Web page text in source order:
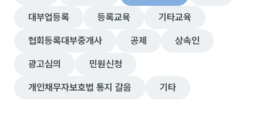
대부업등록 등록교육 기타교육
협회등록대부중개사 공제 상속인
광고심의 민원신청
개인채무자보호법 통지 갈음 기타